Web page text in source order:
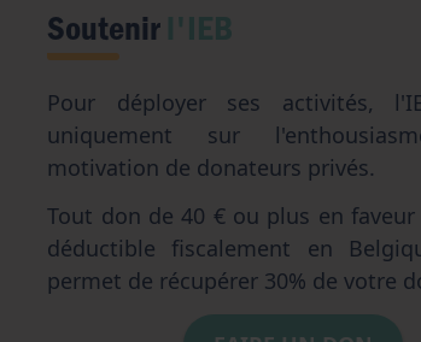
Soutenirl'IEB
Pour déployer ses activités,
uniquement sur
motivation de donateurs privés.
Tout don de 40 € ou plus en faveur
déductible fiscalement en
permet de récupérer 30% de votre